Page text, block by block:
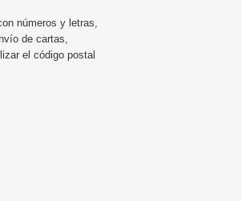
números y letras,
de cartas,
el código postal